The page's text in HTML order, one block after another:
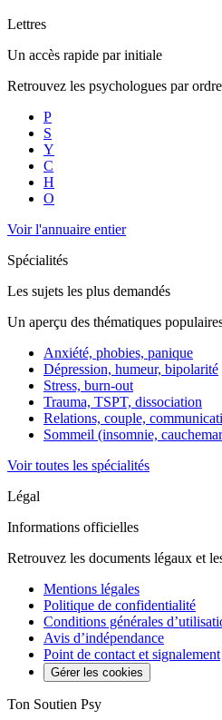
Lettres
Un accès rapide par initiale
Retrouvez les psychologues par
P
S
Y
C
H
O
Voir l'annuaire entier
Spécialités
Les sujets les plus demandés
Un aperçu des thématiques
Anxiété, phobies, panique
Dépression, humeur, bipolarité
Stress, burn-out
Trauma, TSPT, dissociation
Relations, couple,
Sommeil (insomnie,
Voir toutes les spécialités
Légal
Informations officielles
Retrouvez les documents légaux et
Mentions légales
Politique de confidentialité
Conditions générales
Avis d’indépendance
Point de contact et signalement
Gérer les cookies
Ton Soutien Psy